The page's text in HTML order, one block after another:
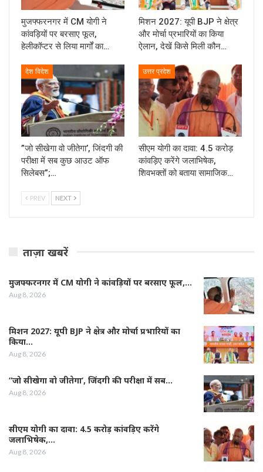
मुजफ्फरनगर में CM योगी ने
कांवड़ियों पर बरसाए फूल,
हेलीकॉप्टर से लिया मार्गों का…
मिशन 2027: यूपी BJP ने क्षेत्र
और मोर्चा प्रभारियों का किया
ऐलान, देखें किसे मिली कौन…
देश विदेश
”जो सीखेगा वो जीतेगा’, जिंदगी की
परीक्षा में सब कुछ आउट ऑफ
सिलेबस”;…
उत्तर प्रदेश
सीएम योगी का दावा: 4.5 करोड़
कांवड़िए करेंगे जलाभिषेक,
शिवभक्तों को बताया सामाजिक…
PREV NEXT
ताज़ा खबरें
मुजफ्फरनगर में CM योगी ने कांवड़ियों पर बरसाए फूल,…
Aug 8, 2026
मिशन 2027: यूपी BJP ने क्षेत्र और मोर्चा प्रभारियों का
किया…
Aug 8, 2026
”जो सीखेगा वो जीतेगा’, जिंदगी की परीक्षा में सब…
Aug 8, 2026
सीएम योगी का दावा: 4.5 करोड़ कांवड़िए करेंगे
जलाभिषेक,…
Aug 8, 2026